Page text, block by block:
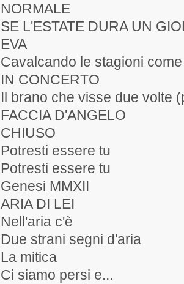
NORMALE
SE L'ESTATE DURA UN
EVA
Cavalcando le stagioni
IN CONCERTO
Il brano che visse due volte
FACCIA D'ANGELO
CHIUSO
Potresti essere tu
Potresti essere tu
Genesi MMXII
ARIA DI LEI
Nell'aria c'è
Due strani segni d'aria
La mitica
Ci siamo persi e...